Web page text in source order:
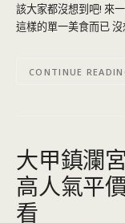
該大家都沒想到吧! 來
這樣的單一美食而已
CONTINUE
大甲鎮瀾
高人氣平
看